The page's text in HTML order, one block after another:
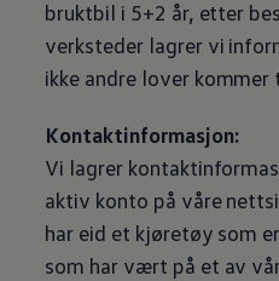
bruktbil i 5+2 år, etter
verksteder lagrer vi
ikke andre lover kommer
Kontaktinformasjon:
Vi lagrer
aktiv konto på våre
har eid et kjøretøy som
som har vært på et av